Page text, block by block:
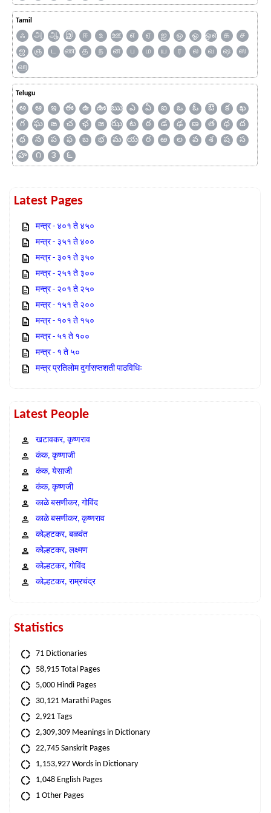
Tamil
ஃ அ ஆ இ ஈ உ ஊ எ ஏ ஐ ஒ ஓ ஔ க
ச
ஜ
ஞ ட ண த ந ன ப ம ய ர ல வ ஷ
ஸ
ஹ
Telugu
అ ఆ ఇ ఈ ఉ ఊ ఋ ఎ ఏ ఐ ఒ ఓ ఔ క
ఖ
గ
ఘ ఙ చ ఛ జ ఝ ట ఠ డ ఢ ణ త థ
ద
ధ
న ప ఫ బ భ మ య ర ఱ ల వ శ ష
స
హ
౧ ౩ ౬
Latest Pages
मन्त्र - ४०१ ते ४५०
मन्त्र - ३५१ ते ४००
मन्त्र - ३०१ ते ३५०
मन्त्र - २५१ ते ३००
मन्त्र - २०१ ते २५०
मन्त्र - १५१ ते २००
मन्त्र - १०१ ते १५०
मन्त्र - ५१ ते १००
मन्त्र - १ ते ५०
मन्त्र प्रतिलोम दुर्गासप्तशती पाठविधिः
Latest People
खटावकर, कृष्णराव
कंक, कृष्णाजी
कंक, येसाजी
कंक, कृष्णजी
काळे बसणीकर, गोविंद
काळे बसणीकर, कृष्णराव
कोल्हटकर, बळवंत
कोल्हटकर, लक्ष्मण
कोल्हटकर, गोविंद
कोल्हटकर, राम्रचंद्र
Statistics
71 Dictionaries
58,915 Total Pages
5,000 Hindi Pages
30,121 Marathi Pages
2,921 Tags
2,309,309 Meanings in Dictionary
22,745 Sanskrit Pages
1,153,927 Words in Dictionary
1,048 English Pages
1 Other Pages